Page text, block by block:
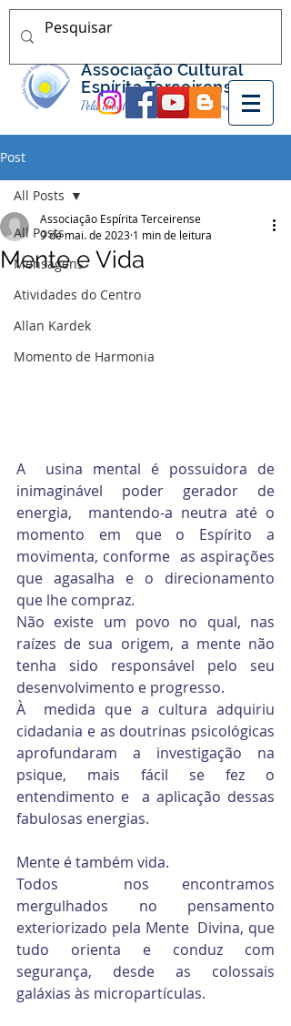
Associação Cultural
Espírita Terceirense
Pela divulgação do Espiritismo nos Açores
Post
All Posts
Mensagens
Atividades do Centro
Allan Kardek
Momento de Harmonia
All Posts
Mente e Vida
Associação Espírita Terceirense
9 de mai. de 2023 1 min de leitura
A  usina mental é possuidora de
inimaginável poder gerador de
energia,  mantendo-a neutra até o
momento em que o Espírito a
movimenta, conforme  as aspirações
que agasalha e o direcionamento
que lhe compraz.
Não existe um povo no qual, nas
raízes de sua origem, a mente não
tenha sido responsável pelo seu
desenvolvimento e progresso.
À  medida que a cultura adquiriu
cidadania e as doutrinas psicológicas
aprofundaram a investigação na
psique, mais fácil se fez o
entendimento e  a aplicação dessas
fabulosas energias.
Mente é também vida.
Todos  nos encontramos
mergulhados no pensamento
exteriorizado pela Mente  Divina, que
tudo orienta e conduz com
segurança, desde as colossais
galáxias às micropartículas.